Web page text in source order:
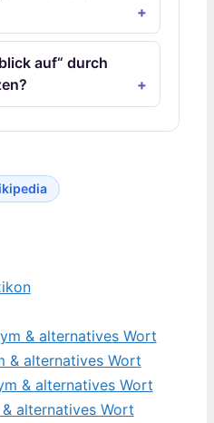
auf“ durch
& alternatives Wort
& alternatives Wort
& alternatives Wort
alternatives Wort